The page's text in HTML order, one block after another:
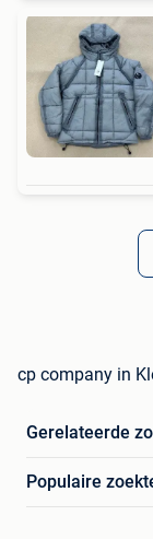
cp company in
Gerelateerde
Populaire